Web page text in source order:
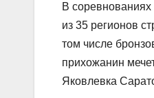
В
из 35 регионов
том числе
прихожанин
Яковлевка